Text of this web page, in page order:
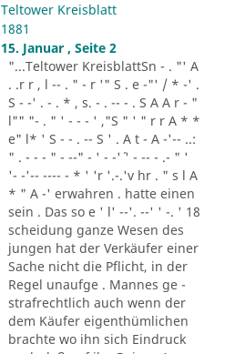
Teltower Kreisblatt
1881
15. Januar , Seite 2
"...Teltower KreisblattSn - . "' A
. .r r , l -- . " - r '" S . e -"' / * -' .
S - -' . - . * , s. - . -- - . S A A r - "
l"" "- . " ' - - - ' ,"S " ' " r r A * *
e" l* ' S - - . -- S ' . A t - A -'-- ..:
" . - - - " - --" - ' - -'´ ' - -- - .- " '
'- -'-- ---- - * ' 'r '.-.'v hr . " s l A
* " A -' erwahren . hatte einen
sein . Das so e ' l' --'. --' ' -. ' 18
scheidung ganze Wesen des
jungen hat der Verkäufer einer
Sache nicht die Pflicht, in der
Regel unaufge . Mannes ge -
strafrechtlich auch wenn der
dem Käufer eigenthümlichen
brachte wo ihn sich Eindruck